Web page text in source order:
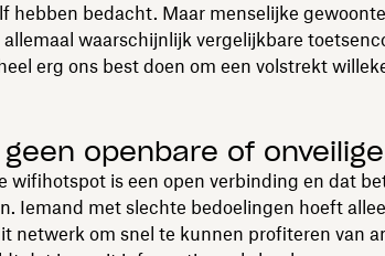
hebben bedacht. Maar menselijke
allemaal waarschijnlijk vergelijkbare
erg ons best doen om een volstrekt
geen openbare of
wifihotspot is een open verbinding en dat
Iemand met slechte bedoelingen hoeft
netwerk om snel te kunnen profiteren van